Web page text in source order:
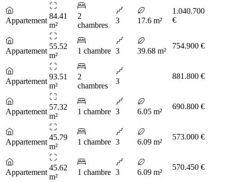
Appartement
84.41
m²
2
chambres
3 17.6 m²
1.040.700
€
Appartement
55.52
m²
1 chambre 3 39.68 m²
754.900 €
Appartement
93.51
m²
2
chambres
3
881.800 €
Appartement
57.32
m²
1 chambre 3 6.05 m²
690.800 €
Appartement
45.79
m²
1 chambre 3 6.09 m²
573.000 €
Appartement
45.62
m²
1 chambre 3 6.09 m²
570.450 €